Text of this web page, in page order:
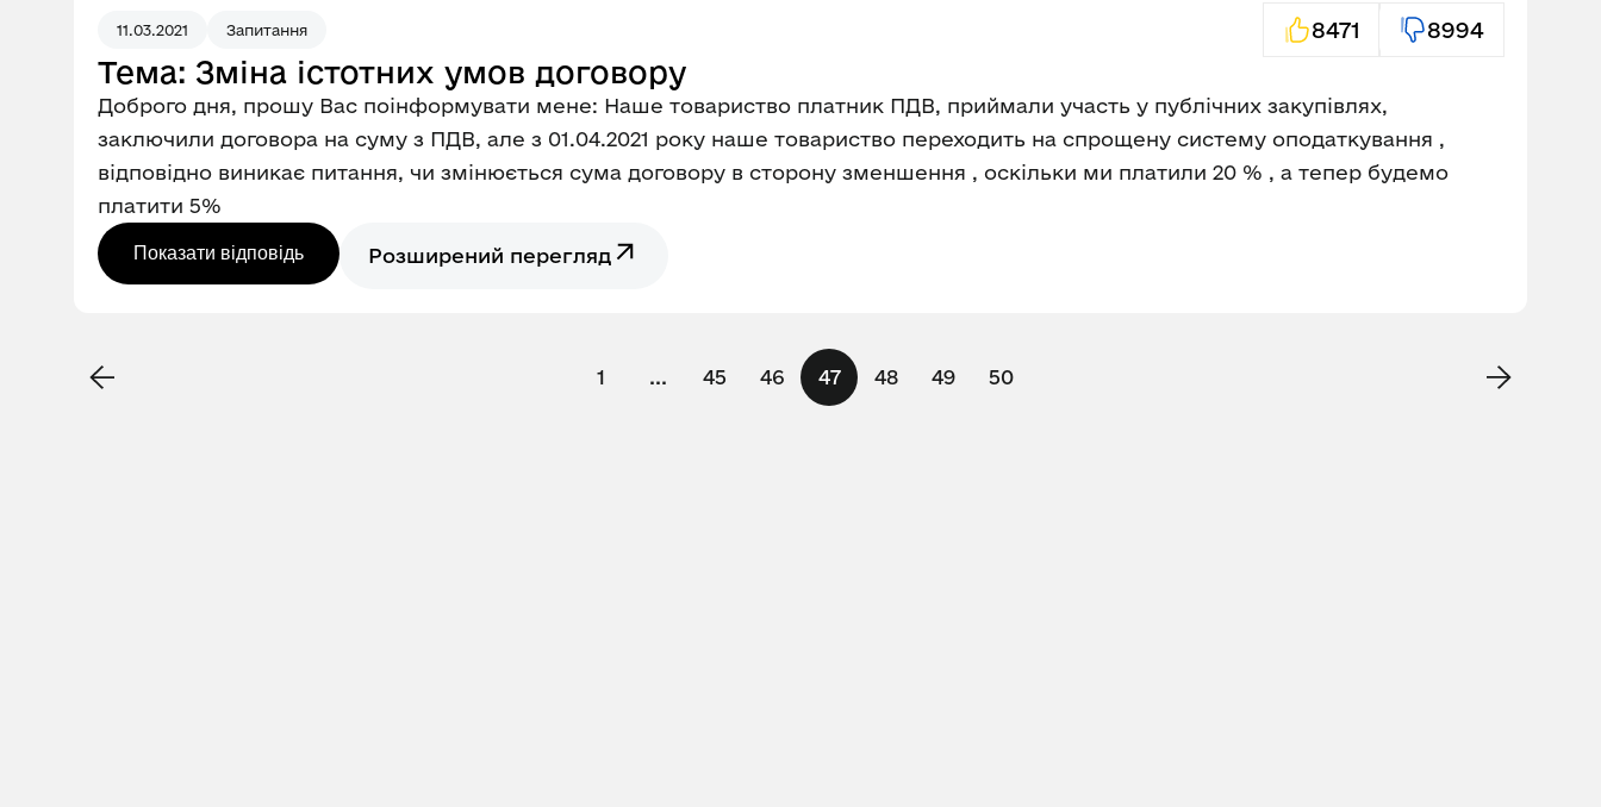
11.03.2021 Запитання 8471 8994
Тема: Зміна істотних умов договору
Доброго дня, прошу Вас поінформувати мене: Наше товариство платник ПДВ, приймали участь у публічних закупівлях,
заключили договора на суму з ПДВ, але з 01.04.2021 року наше товариство переходить на спрощену систему оподаткування ,
відповідно виникає питання, чи змінюється сума договору в сторону зменшення , оскільки ми платили 20 % , а тепер будемо
платити 5%
Показати відповідь Розширений перегляд
1 ... 45 46 47 48 49 50